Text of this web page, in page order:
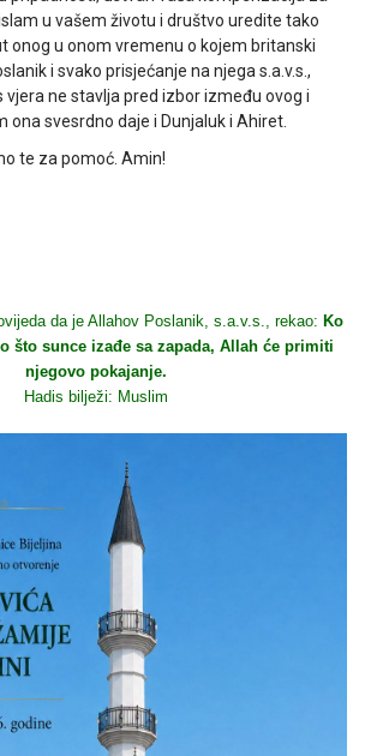
u vašem životu i društvo uredite tako
onog u onom vremenu o kojem britanski
i svako prisjećanje na njega s.a.v.s.,
vjera ne stavlja pred izbor između ovog i
ona svesrdno daje i Dunjaluk i Ahiret.
te za pomoć. Amin!
da je Allahov Poslanik, s.a.v.s., rekao: Ko
što sunce izađe sa zapada, Allah će primiti
njegovo pokajanje.
Hadis bilježi: Muslim